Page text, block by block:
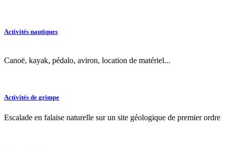
Activités nautiques
Canoë, kayak, pédalo, aviron, location de matériel...
Activités de grimpe
Escalade en falaise naturelle sur un site géologique de premier ordre